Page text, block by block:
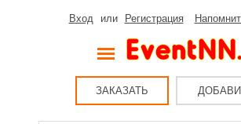
Вход или Регистрация
ЗАКАЗАТЬ